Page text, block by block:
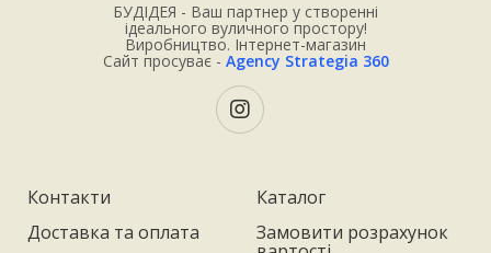
БУДІДЕЯ - Ваш партнер у створенні
ідеального вуличного простору!
Виробництво. Інтернет-магазин
Сайт просуває - Agency Strategia 360
Контакти
Доставка та оплата
Каталог
Замовити розрахунок